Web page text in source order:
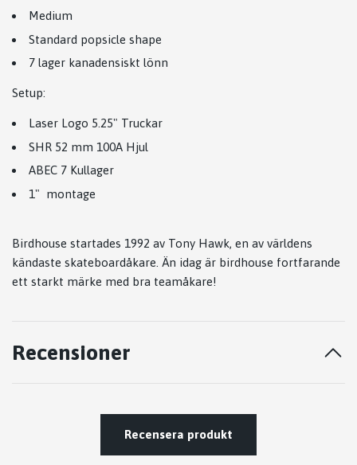
Medium
Standard popsicle shape
7 lager kanadensiskt lönn
Setup:
Laser Logo 5.25" Truckar
SHR 52 mm 100A Hjul
ABEC 7 Kullager
1" montage
Birdhouse startades 1992 av Tony Hawk, en av världens
kändaste skateboardåkare. Än idag är birdhouse fortfarande
ett starkt märke med bra teamåkare!
Recensioner
Recensera produkt